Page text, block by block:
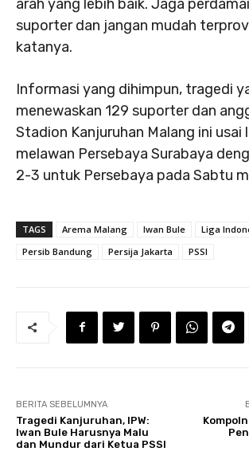
arah yang lebih baik. Jaga
suporter dan jangan mudah
katanya.
Informasi yang dihimpun, tragedi
menewaskan 129 suporter dan
Stadion Kanjuruhan Malang ini usai
melawan Persebaya Surabaya
2-3 untuk Persebaya pada Sabtu
TAGS Arema Malang Iwan Bule Liga
Persib Bandung
Persija Jakarta PSSI
BERITA SEBELUMNYA
Tragedi Kanjuruhan, IPW:
Iwan Bule Harusnya Malu
dan Mundur dari Ketua PSSI